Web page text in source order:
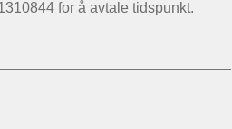
for å avtale tidspunkt.